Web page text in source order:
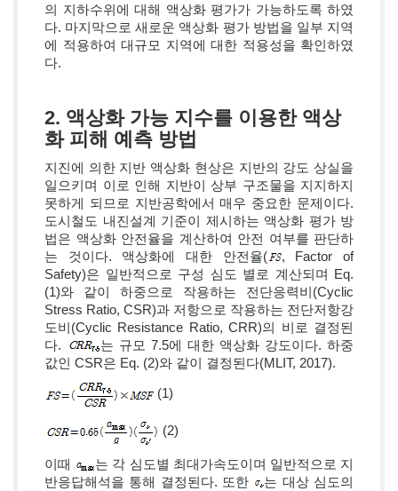
의 지하수위에 대해 액상화 평가가 가능하도록 하였
다. 마지막으로 새로운 액상화 평가 방법을 일부 지역
에 적용하여 대규모 지역에 대한 적용성을 확인하였
다.
2. 액상화 가능 지수를 이용한 액상
화 피해 예측 방법
지진에 의한 지반 액상화 현상은 지반의 강도 상실을
일으키며 이로 인해 지반이 상부 구조물을 지지하지
못하게 되므로 지반공학에서 매우 중요한 문제이다.
도시철도 내진설계 기준이 제시하는 액상화 평가 방
법은 액상화 안전율을 계산하여 안전 여부를 판단하
는 것이다. 액상화에 대한 안전율(
, Factor of
Safety)은 일반적으로 구성 심도 별로 계산되며 Eq.
(1)와 같이 하중으로 작용하는 전단응력비(Cyclic
Stress Ratio, CSR)과 저항으로 작용하는 전단저항강
도비(Cyclic Resistance Ratio, CRR)의 비로 결정된
다.
는 규모 7.5에 대한 액상화 강도이다. 하중
값인 CSR은 Eq. (2)와 같이 결정된다(MLIT, 2017).
(1)
(2)
이때
는 각 심도별 최대가속도이며 일반적으로 지
반응답해석을 통해 결정된다. 또한
는 대상 심도의